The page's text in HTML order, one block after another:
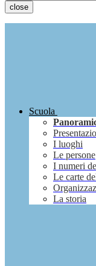
close
Scuola
I luoghi
Le persone
I numeri
Le carte
La storia